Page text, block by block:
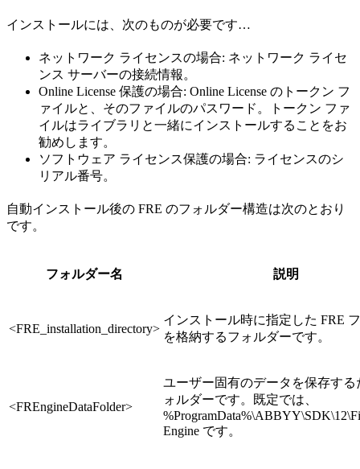
インストールには、次のものが必要です…
ネットワーク ライセンスの場合: ネットワーク ライセ
ンス サーバーの接続情報。
Online License 保護の場合: Online License のトークン フ
ァイルと、そのファイルのパスワード。トークン ファ
イルはライブラリと一緒にインストールすることをお
勧めします。
ソフトウェア ライセンス保護の場合: ライセンスのシ
リアル番号。
自動インストール後の FRE のフォルダー構造は次のとおり
です。
フォルダー名 説明
<FRE_installation_directory>
インストール時に指定した FRE
を格納するフォルダーです。
<FREngineDataFolder>
ユーザー固有のデータを保存する
ォルダーです。既定では、
Engine です。